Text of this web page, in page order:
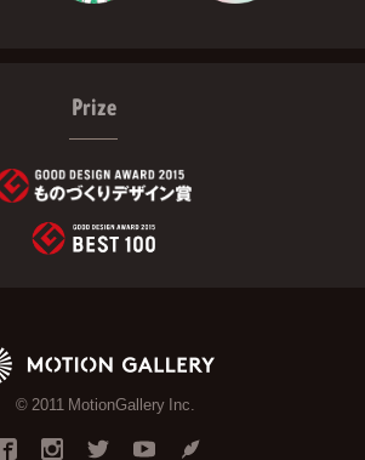
Prize
© 2011 MotionGallery Inc.